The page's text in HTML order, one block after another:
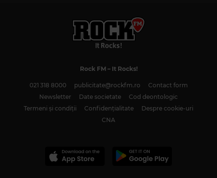
Rock FM– It Rocks!
021 318 8000 publicitate@rockfm.ro
Contact form
Newsletter
Date societate
Cod deontologic
Termeni și condiții
Confidențialitate
Despre cookie-uri
CNA